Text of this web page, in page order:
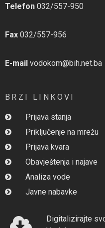
Telefon 032/557-950
Fax 032/557-956
E-mail vodokom@bih.net.ba
BRZI LINKOVI
Prijava stanja
Priključenje na mrežu
Prijava kvara
Obavještenja i najave
Analiza vode
Javne nabavke
Digitalizirajte